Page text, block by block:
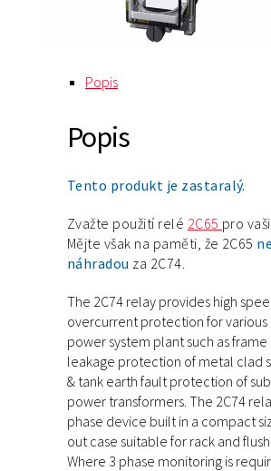
Popis
Popis
Tento produkt je zastaralý.
Zvažte použití relé 2C65 pro
Mějte však na paměti, že 2C65
náhradou za 2C74.
The 2C74 relay provides high
overcurrent protection for various
power system plant such as frame
leakage protection of metal clad
& tank earth fault protection of
power transformers. The 2C74
phase device built in a compact
out case suitable for rack and
Where 3 phase monitoring is